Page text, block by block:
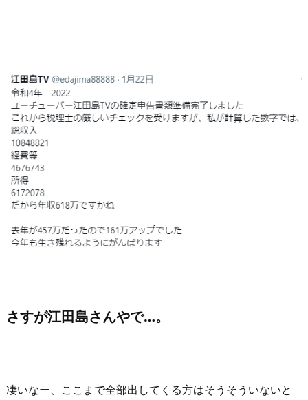
さすが江田島さんやで…。
凄いなー、ここまで全部出してくる方はそうそういないと